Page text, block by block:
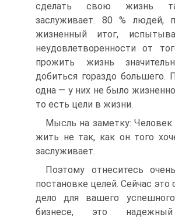
сделать свою жизнь
заслуживает. 80 % людей,
жизненный итог,
неудовлетворенности от
прожить жизнь
добиться гораздо большего.
одна — у них не было
то есть цели в жизни.
Мысль на заметку: Человек
жить не так, как он того
заслуживает.
Поэтому отнеситесь
постановке целей. Сейчас
дело для вашего
бизнесе, это